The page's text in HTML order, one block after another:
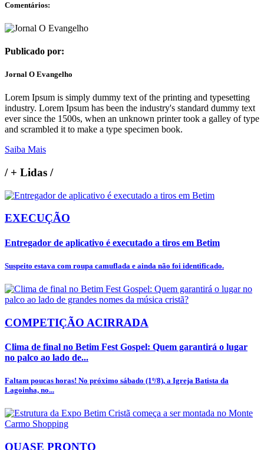
Comentários:
Publicado por:
Jornal O Evangelho
Lorem Ipsum is simply dummy text of the printing and typesetting
industry. Lorem Ipsum has been the industry's standard dummy text
ever since the 1500s, when an unknown printer took a galley of type
and scrambled it to make a type specimen book.
Saiba Mais
/+ Lidas /
EXECUÇÃO
Entregador de aplicativo é executado a tiros em Betim
Suspeito estava com roupa camuflada e ainda não foi identificado.
COMPETIÇÃO ACIRRADA
Clima de final no Betim Fest Gospel: Quem garantirá o lugar
no palco ao lado de...
Faltam poucas horas! No próximo sábado (1º/8), a Igreja Batista da
Lagoinha, no...
QUASE PRONTO